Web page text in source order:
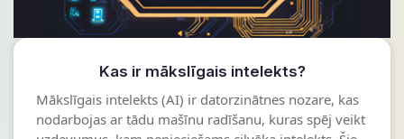
Kas ir mākslīgais intelekts?
Mākslīgais intelekts (AI) ir datorzinātnes nozare, kas
nodarbojas ar tādu mašīnu radīšanu, kuras spēj veikt